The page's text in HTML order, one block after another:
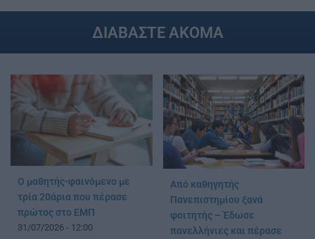
ΔΙΑΒΑΣΤΕ ΑΚΟΜΑ
Ο μαθητής-φαινόμενο με
τρία 20άρια που πέρασε
πρώτος στο ΕΜΠ
31/07/2026 - 12:00
Από καθηγητής
Πανεπιστημίου ξανά
φοιτητής – Έδωσε
πανελλήνιες και πέρασε